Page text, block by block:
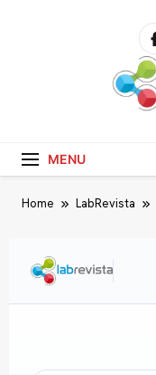
MENU
Home LabRevista